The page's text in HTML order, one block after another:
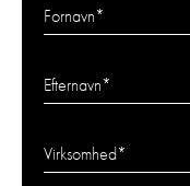
Fornavn*
Efternavn*
Virksomhed*